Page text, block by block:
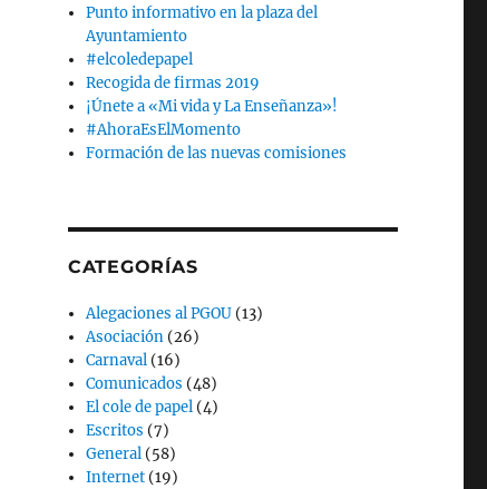
Punto informativo en la plaza del
Ayuntamiento
#elcoledepapel
Recogida de firmas 2019
¡Únete a «Mi vida y La Enseñanza»!
#AhoraEsElMomento
Formación de las nuevas comisiones
CATEGORÍAS
Alegaciones al PGOU (13)
Asociación (26)
Carnaval (16)
Comunicados (48)
El cole de papel (4)
Escritos (7)
General (58)
Internet (19)